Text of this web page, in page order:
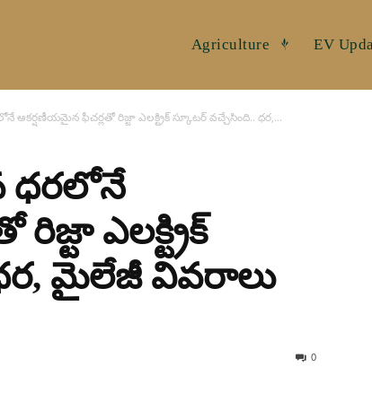
Agriculture EV
ఆకర్షణీయమైన ఫీచర్లతో రిజ్టా ఎలక్ట్రిక్ స్కూటర్ వచ్చేసింది.. ధర,...
ధరలోనే
ఎలక్ట్రిక్
మైలేజీ వివరాలు
0